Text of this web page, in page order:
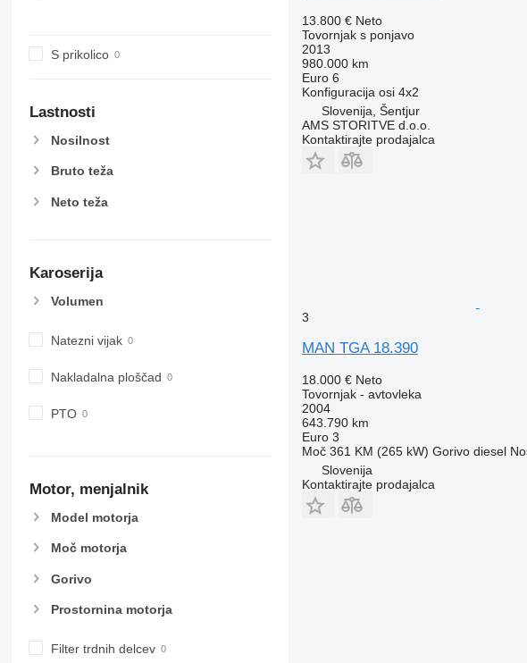
S prikolico
Lastnosti
Nosilnost
Bruto teža
Neto teža
Karoserija
Volumen
Natezni vijak
Nakladalna ploščad
PTO
Motor, menjalnik
Model motorja
Moč motorja
Gorivo
Prostornina motorja
Filter trdnih delcev
13.800 € Neto
Tovornjak s ponjavo
2013
980.000 km
Euro 6
Konfiguracija osi 4x2
Slovenija, Šentjur
AMS STORITVE d.o.o.
Kontaktirajte prodajalca
3
MAN TGA 18.390
18.000 € Neto
Tovornjak - avtovleka
2004
643.790 km
Euro 3
Moč 361 KM (265 kW) Gorivo diesel
Slovenija
Kontaktirajte prodajalca